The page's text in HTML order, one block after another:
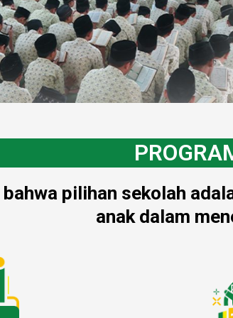
pilihan sekolah
anak dalam